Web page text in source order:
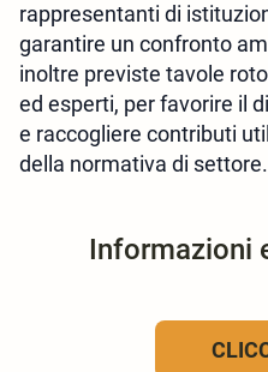
rappresentanti di
garantire un confronto
inoltre previste tavole
ed esperti, per favorire il
e raccogliere contributi
della normativa di settore.
Informazioni